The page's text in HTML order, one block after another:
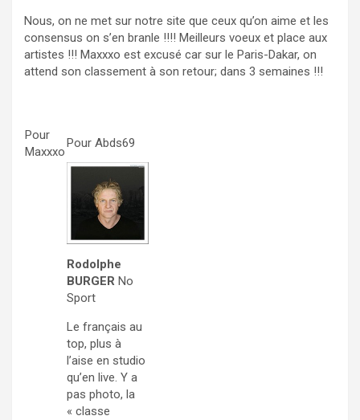
Nous, on ne met sur notre site que ceux qu’on aime et les
consensus on s’en branle !!!! Meilleurs voeux et place aux
artistes !!! Maxxxo est excusé car sur le Paris-Dakar, on
attend son classement à son retour; dans 3 semaines !!!
Pour
Maxxxo
Pour Abds69
Rodolphe
BURGER No
Sport
Le français au
top, plus à
l’aise en studio
qu’en live. Y a
pas photo, la
« classe